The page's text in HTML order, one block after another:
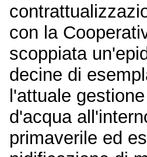
con la
scoppiata
decine di
l'attuale
d'acqua
primaverile ed